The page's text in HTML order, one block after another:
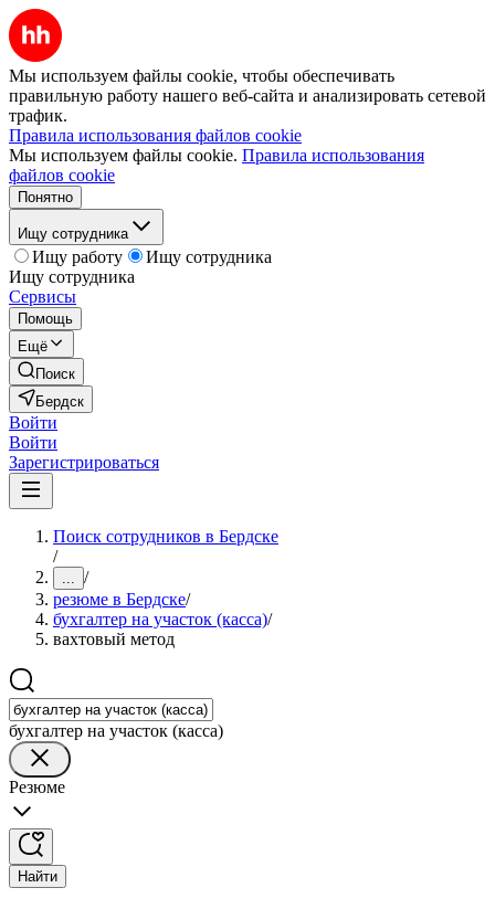
Мы используем файлы cookie, чтобы обеспечивать
правильную работу нашего веб-сайта и анализировать сетевой
трафик.
Правила использования файлов cookie
Мы используем файлы cookie. Правила использования
файлов cookie
Понятно
Ищу сотрудника
Ищу работу
Ищу сотрудника
Ищу сотрудника
Сервисы
Помощь
Ещё
Поиск
Бердск
Войти
Войти
Зарегистрироваться
Поиск сотрудников в Бердске
/
... /
резюме в Бердске/
бухгалтер на участок (касса)/
вахтовый метод
бухгалтер на участок (касса)
Резюме
Найти